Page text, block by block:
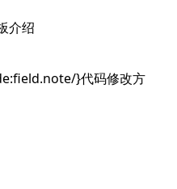
介绍
}代码修改方